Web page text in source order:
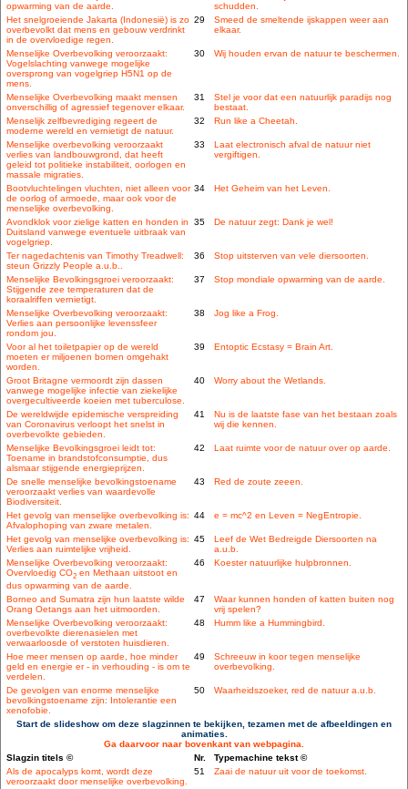
opwarming van de aarde.
schudden.
Het snelgroeiende Jakarta (Indonesië) is zo
overbevolkt dat mens en gebouw verdrinkt
in de overvloedige regen.
29
Smeed de smeltende ijskappen weer aan
elkaar.
Menselijke Overbevolking veroorzaakt:
Vogelslachting vanwege mogelijke
oversprong van vogelgriep H5N1 op de
mens.
30 Wij houden ervan de natuur te beschermen.
Menselijke Overbevolking maakt mensen
onverschillig of agressief tegenover elkaar.
31
Stel je voor dat een natuurlijk paradijs nog
bestaat.
Menselijk zelfbevrediging regeert de
moderne wereld en vernietigt de natuur.
32 Run like a Cheetah.
Menselijke overbevolking veroorzaakt
verlies van landbouwgrond, dat heeft
geleid tot politieke instabiliteit, oorlogen en
massale migraties.
33
Laat electronisch afval de natuur niet
vergiftigen.
Bootvluchtelingen vluchten, niet alleen voor
de oorlog of armoede, maar ook voor de
menselijke overbevolking.
34 Het Geheim van het Leven.
Avondklok voor zielige katten en honden in
Duitsland vanwege eventuele uitbraak van
vogelgriep.
35 De natuur zegt: Dank je wel!
Ter nagedachtenis van Timothy Treadwell:
steun Grizzly People a.u.b..
36 Stop uitsterven van vele diersoorten.
Menselijke Bevolkingsgroei veroorzaakt:
Stijgende zee temperaturen dat de
koraalriffen vernietigt.
37 Stop mondiale opwarming van de aarde.
Menselijke Overbevolking veroorzaakt:
Verlies aan persoonlijke levenssfeer
rondom jou.
38 Jog like a Frog.
Voor al het toiletpapier op de wereld
moeten er miljoenen bomen omgehakt
worden.
39 Entoptic Ecstasy = Brain Art.
Groot Britagne vermoordt zijn dassen
vanwege mogelijke infectie van ziekelijke
overgecultiveerde koeien met tuberculose.
40 Worry about the Wetlands.
De wereldwijde epidemische verspreiding
van Coronavirus verloopt het snelst in
overbevolkte gebieden.
41
Nu is de laatste fase van het bestaan zoals
wij die kennen.
Menselijke Bevolkingsgroei leidt tot:
Toename in brandstofconsumptie, dus
alsmaar stijgende energieprijzen.
42 Laat ruimte voor de natuur over op aarde.
De snelle menselijke bevolkingstoename
veroorzaakt verlies van waardevolle
Biodiversiteit.
43 Red de zoute zeeen.
Het gevolg van menselijke overbevolking is:
Afvalophoping van zware metalen.
44 e = mc^2 en Leven = NegEntropie.
Het gevolg van menselijke overbevolking is:
Verlies aan ruimtelijke vrijheid.
45
Leef de Wet Bedreigde Diersoorten na
a.u.b.
Menselijke Overbevolking veroorzaakt:
Overvloedig CO2 en Methaan uitstoot en
dus opwarming van de aarde.
46 Koester natuurlijke hulpbronnen.
Borneo and Sumatra zijn hun laatste wilde
Orang Oetangs aan het uitmoorden.
47
Waar kunnen honden of katten buiten nog
vrij spelen?
Menselijke Overbevolking veroorzaakt:
overbevolkte dierenasielen met
verwaarloosde of verstoten huisdieren.
48 Humm like a Hummingbird.
Hoe meer mensen op aarde, hoe minder
geld en energie er - in verhouding - is om te
verdelen.
49
Schreeuw in koor tegen menselijke
overbevolking.
De gevolgen van enorme menselijke
bevolkingstoename zijn: Intolerantie een
xenofobie.
50 Waarheidszoeker, red de natuur a.u.b.
Start de slideshow om deze slagzinnen te bekijken, tezamen met de afbeeldingen en
animaties.
Ga daarvoor naar bovenkant van webpagina.
Slagzin titels ©
Nr.
Typemachine tekst ©
Als de apocalyps komt, wordt deze
veroorzaakt door menselijke overbevolking.
51 Zaai de natuur uit voor de toekomst.